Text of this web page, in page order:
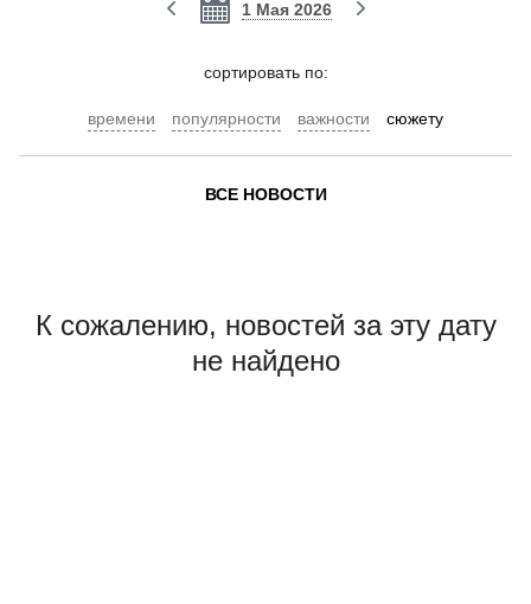
1 Мая 2026
cортировать по:
времени популярности важности сюжету
ВСЕ НОВОСТИ
К сожалению, новостей за эту дату
не найдено